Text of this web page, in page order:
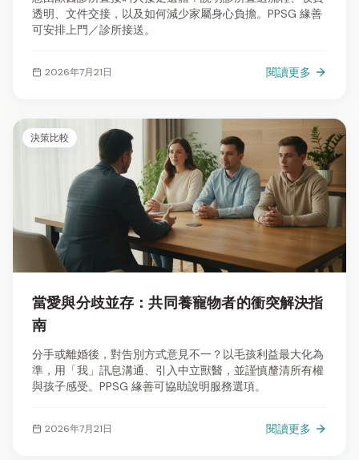
透明、文件交接，以及如何減少家屬身心負擔。PPSG 緣善
可安排上門／診所接送。
2026年7月21日 閱讀更多
決策比較
當愛與分歧並存：共同養寵物者的衝突解決指
南
分手或離婚後，對告別方式意見不一？以毛孩利益最大化為
準，用「我」訊息溝通、引入中立獸醫，並謹慎釐清所有權
與孩子感受。PPSG 緣善可協助說明服務選項。
2026年7月21日 閱讀更多